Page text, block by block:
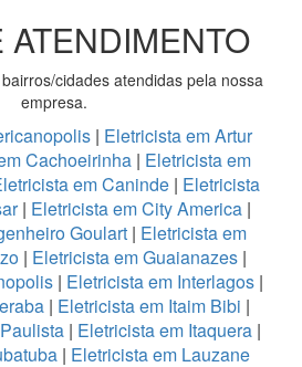
cidades atendidas pela nossa
empresa.
| Eletricista em Artur
Cachoeirinha | Eletricista em
em Caninde | Eletricista
| Eletricista em City America |
Goulart | Eletricista em
| Eletricista em Guaianazes |
| Eletricista em Interlagos|
| Eletricista em Itaim Bibi |
| Eletricista em Itaquera |
| Eletricista em Lauzane